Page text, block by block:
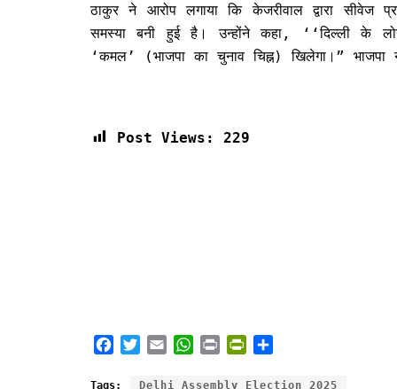
ठाकुर ने आरोप लगाया कि केजरीवाल द्वारा
समस्या बनी हुई है। उन्होंने कहा, ‘‘दिल्ली के
‘कमल’ (भाजपा का चुनाव चिह्न) खिलेगा।” भाजपा
Post Views: 229
c
i
a
a
i
i
a
Tags: Delhi Assembly Election 2025